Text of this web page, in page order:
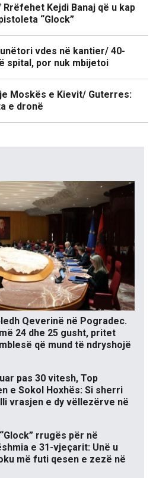
Kejdi Banaj që u kap
“Glock”
vdes në kantier/ 40-
spital, por nuk mbijetoi
Moskës e Kievit/ Guterres:
e dronë
Qeverinë në Pogradec.
24 dhe 25 gusht, pritet
që mund të ndryshojë
pas 30 vitesh, Top
e Sokol Hoxhës: Si sherri
vrasjen e dy vëllezërve në
rrugës për në
e 31-vjeçarit: Unë u
më futi qesen e zezë në